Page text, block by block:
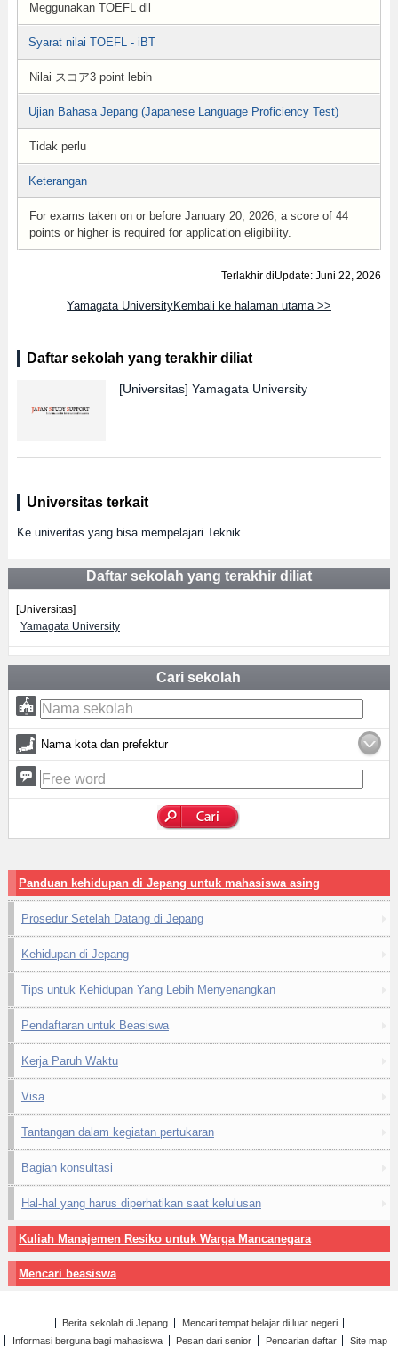
Meggunakan TOEFL dll
Syarat nilai TOEFL - iBT
Nilai スコア3 point lebih
Ujian Bahasa Jepang (Japanese Language Proficiency Test)
Tidak perlu
Keterangan
For exams taken on or before January 20, 2026, a score of 44
points or higher is required for application eligibility.
Terlakhir diUpdate: Juni 22, 2026
Yamagata UniversityKembali ke halaman utama >>
Daftar sekolah yang terakhir diliat
[Universitas] Yamagata University
Universitas terkait
Ke univeritas yang bisa mempelajari Teknik
Daftar sekolah yang terakhir diliat
[Universitas]
Yamagata University
Cari sekolah
Nama kota dan prefektur
Panduan kehidupan di Jepang untuk mahasiswa asing
Prosedur Setelah Datang di Jepang
Kehidupan di Jepang
Tips untuk Kehidupan Yang Lebih Menyenangkan
Pendaftaran untuk Beasiswa
Kerja Paruh Waktu
Visa
Tantangan dalam kegiatan pertukaran
Bagian konsultasi
Hal-hal yang harus diperhatikan saat kelulusan
Kuliah Manajemen Resiko untuk Warga Mancanegara
Mencari beasiswa
Berita sekolah di Jepang
Mencari tempat belajar di luar negeri
Informasi berguna bagi mahasiswa
Pesan dari senior Pencarian daftar
Site map